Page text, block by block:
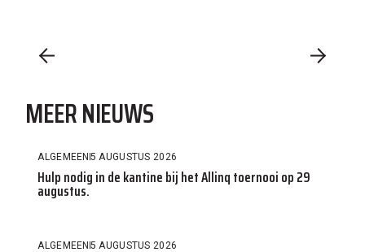
MEER NIEUWS
ALGEMEEN 5 AUGUSTUS 2026
Hulp nodig in de kantine bij het Allinq toernooi op 29
augustus.
ALGEMEEN 5 AUGUSTUS 2026